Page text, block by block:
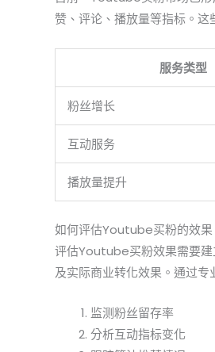
赞、评论、播放量等指标。
服务类型
粉丝增长
互动服务
播放量提升
如何评估Youtube买粉的效果
评估Youtube买粉效果需要建
及实际商业转化效果。通过
监测粉丝留存率
分析互动指标变化